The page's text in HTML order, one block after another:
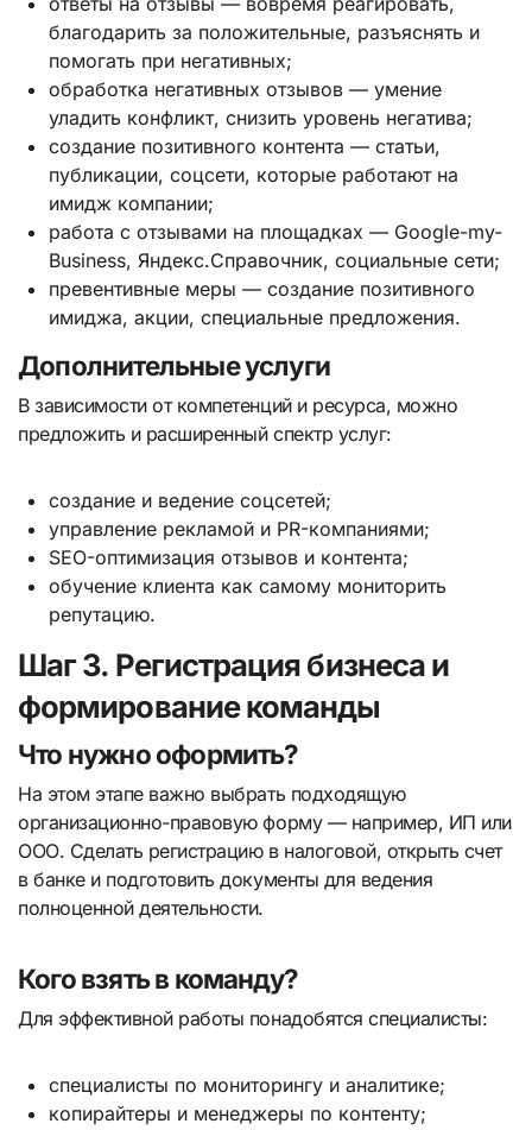
благодарить за положительные, разъяснять и
помогать при негативных;
обработка негативных отзывов — умение
уладить конфликт, снизить уровень негатива;
создание позитивного контента — статьи,
публикации, соцсети, которые работают на
имидж компании;
работа с отзывами на площадках — Google-my-
Business, Яндекс.Справочник, социальные сети;
превентивные меры — создание позитивного
имиджа, акции, специальные предложения.
Дополнительные услуги
В зависимости от компетенций и ресурса, можно
предложить и расширенный спектр услуг:
создание и ведение соцсетей;
управление рекламой и PR-компаниями;
SEO-оптимизация отзывов и контента;
обучение клиента как самому мониторить
репутацию.
Шаг 3. Регистрация бизнеса и
формирование команды
Что нужно оформить?
На этом этапе важно выбрать подходящую
организационно-правовую форму — например, ИП или
ООО. Сделать регистрацию в налоговой, открыть счет
в банке и подготовить документы для ведения
полноценной деятельности.
Кого взять в команду?
Для эффективной работы понадобятся специалисты:
специалисты по мониторингу и аналитике;
копирайтеры и менеджеры по контенту;